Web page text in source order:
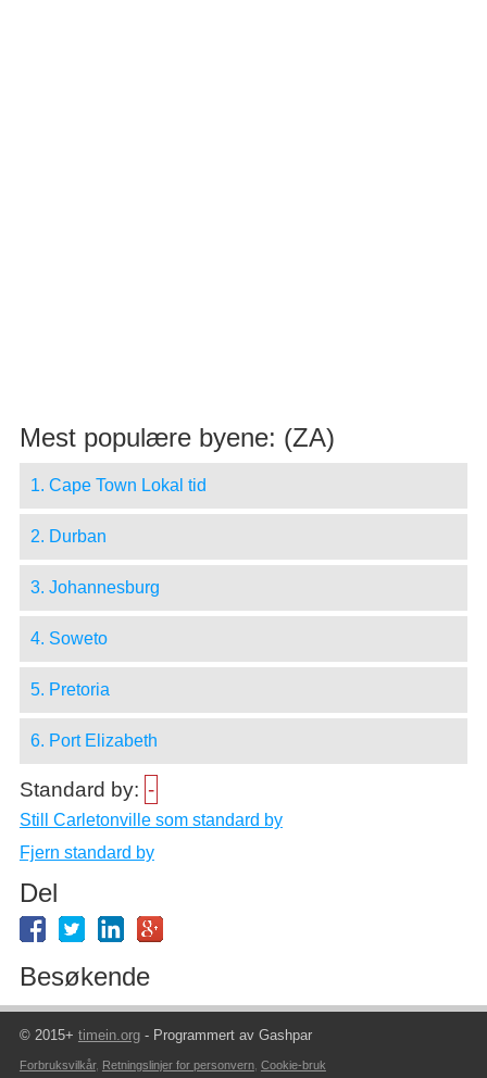
Mest populære byene: (ZA)
1. Cape Town Lokal tid
2. Durban
3. Johannesburg
4. Soweto
5. Pretoria
6. Port Elizabeth
Standard by: -
Still Carletonville som standard by
Fjern standard by
Del
Besøkende
© 2015+ timein.org- Programmert av Gashpar
Forbruksvilkår, Retningslinjer for personvern, Cookie-bruk